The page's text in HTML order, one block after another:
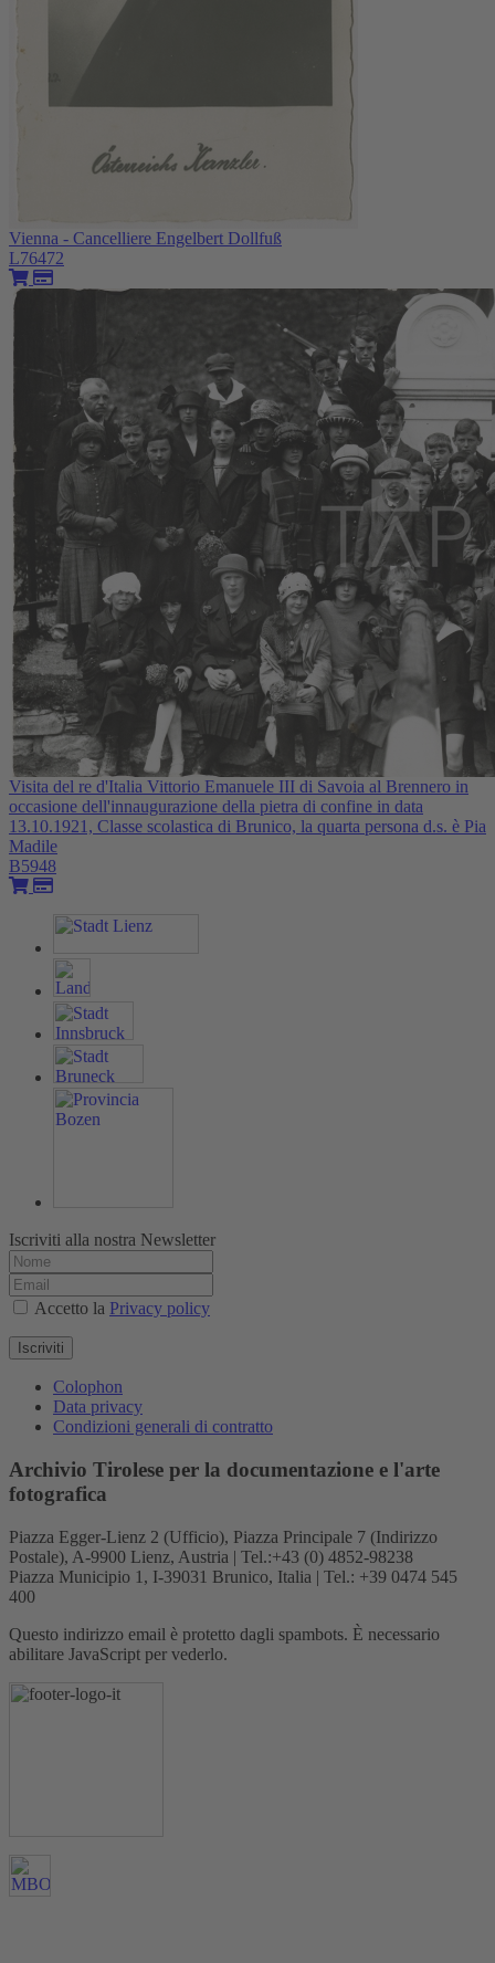
Vienna - Cancelliere Engelbert Dollfuß
L76472
Visita del re d'Italia Vittorio Emanuele III di Savoia al Brennero in
occasione dell'innaugurazione della pietra di confine in data
13.10.1921, Classe scolastica di Brunico, la quarta persona d.s. è Pia
Madile
B5948
Iscriviti alla nostra Newsletter
Accetto la Privacy policy
Iscriviti
Colophon
Data privacy
Condizioni generali di contratto
Archivio Tirolese per la documentazione e l'arte
fotografica
Piazza Egger-Lienz 2 (Ufficio), Piazza Principale 7 (Indirizzo
Postale), A-9900 Lienz, Austria | Tel.:+43 (0) 4852-98238
Piazza Municipio 1, I-39031 Brunico, Italia | Tel.: +39 0474 545
400
Questo indirizzo email è protetto dagli spambots. È necessario
abilitare JavaScript per vederlo.